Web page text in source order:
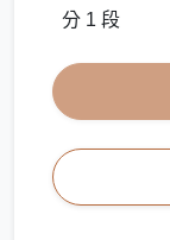
分 1 段